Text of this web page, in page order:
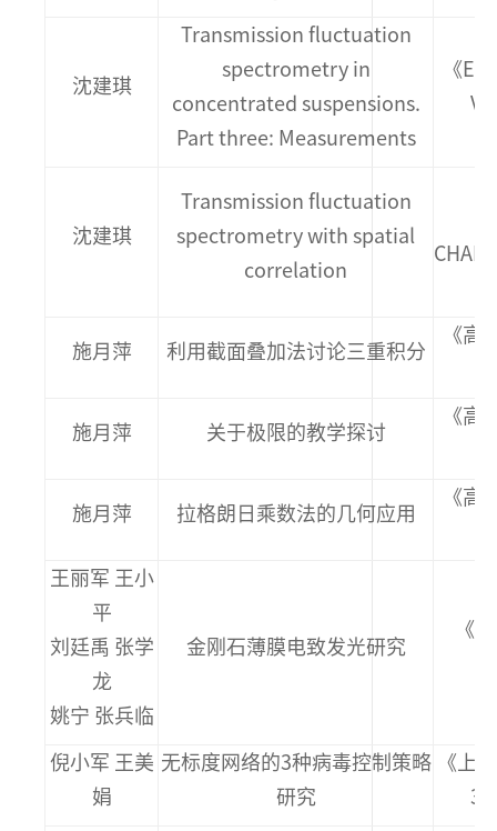
沈建琪
Transmission fluctuation
spectrometry in
concentrated suspensions.
Part three: Measurements
《
沈建琪
Transmission fluctuation
spectrometry with spatial
correlation
施月萍 利用截面叠加法讨论三重积分
《高
施月萍 关于极限的教学探讨
《高
施月萍 拉格朗日乘数法的几何应用
《高
王丽军 王小
平
刘廷禹 张学
龙
姚宁 张兵临
金刚石薄膜电致发光研究
《
倪小军 王美
娟
无标度网络的3种病毒控制策略
研究
《上
3